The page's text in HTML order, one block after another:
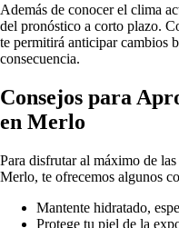
Además de conocer el clima
del pronóstico a corto plazo.
te permitirá anticipar cambios
consecuencia.
Consejos para
en Merlo
Para disfrutar al máximo de
Merlo, te ofrecemos algunos
Mantente hidratado,
Protege tu piel de la